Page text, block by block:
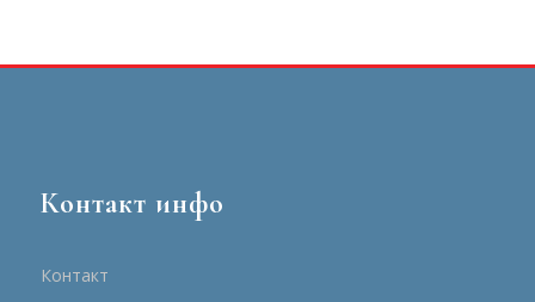
Контакт инфо
Контакт